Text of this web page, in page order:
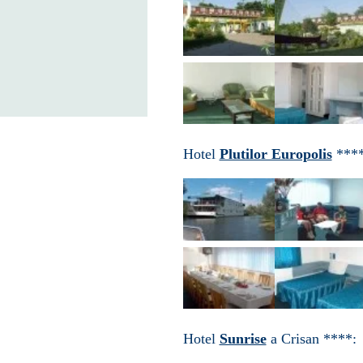
Hotel Plutilor Europolis
Hotel Sunrisea Crisan ****: